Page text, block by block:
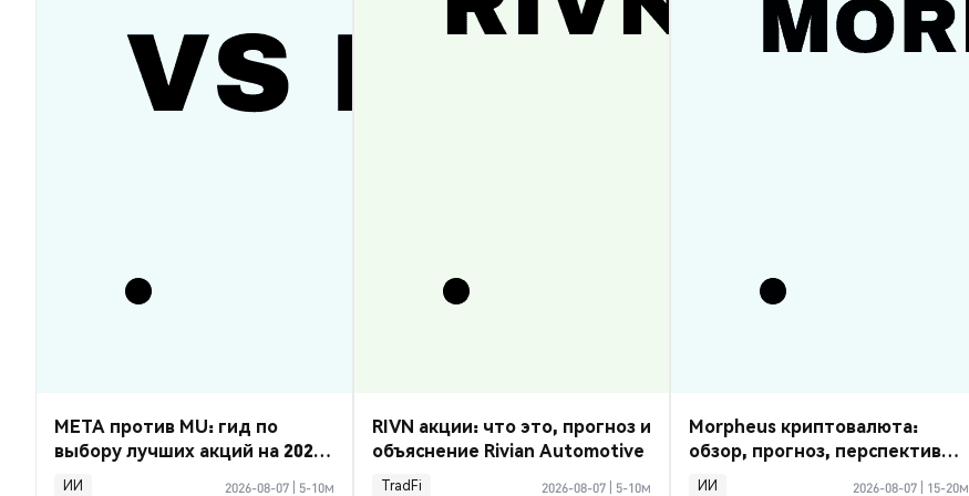
META против MU: гид по
выбору лучших акций на 2026
год
ИИ 2026-08-07 5-10м
RIVN акции: что это, прогноз и
объяснение Rivian Automotive
TradFi 2026-08-07 5-10м
Morpheus криптовалюта:
обзор, прогноз, перспективы
2026
ИИ 2026-08-07 15-20м